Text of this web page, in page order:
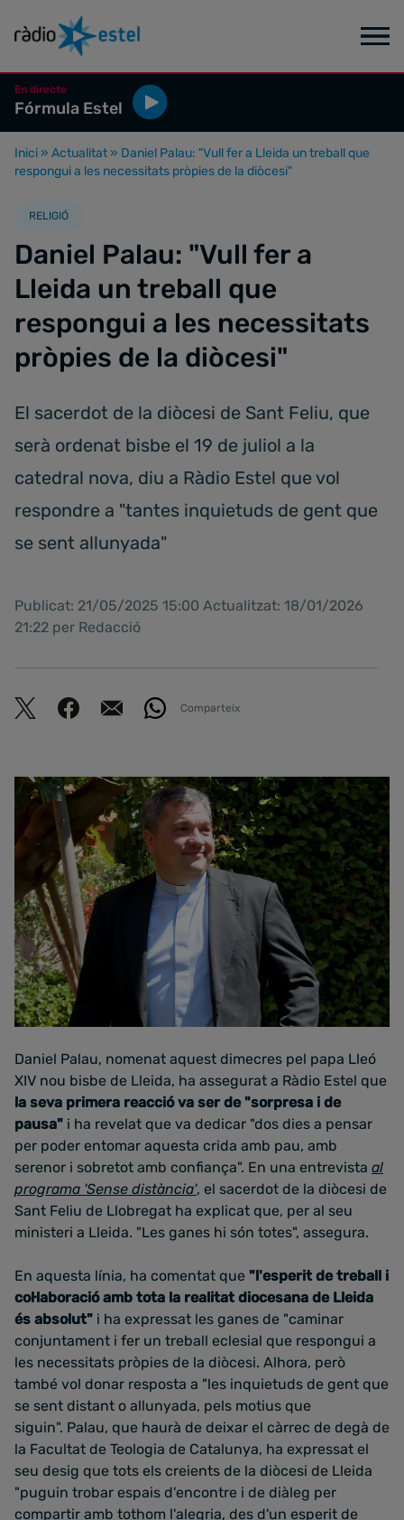
En directe
Fórmula Estel
Inici » Actualitat » Daniel Palau: "Vull fer a Lleida un treball que
respongui a les necessitats pròpies de la diòcesi"
RELIGIÓ
Daniel Palau: "Vull fer a
Lleida un treball que
respongui a les necessitats
pròpies de la diòcesi"
El sacerdot de la diòcesi de Sant Feliu, que
serà ordenat bisbe el 19 de juliol a la
catedral nova, diu a Ràdio Estel que vol
respondre a "tantes inquietuds de gent que
se sent allunyada"
Publicat: 21/05/2025 15:00 Actualitzat: 18/01/2026
21:22 per Redacció
Comparteix
Daniel Palau, nomenat aquest dimecres pel papa Lleó
XIV nou bisbe de Lleida, ha assegurat a Ràdio Estel que
la seva primera reacció va ser de "sorpresa i de
pausa" i ha revelat que va dedicar "dos dies a pensar
per poder entomar aquesta crida amb pau, amb
serenor i sobretot amb confiança". En una entrevista al
programa 'Sense distància', el sacerdot de la diòcesi de
Sant Feliu de Llobregat ha explicat que, per al seu
ministeri a Lleida. "Les ganes hi són totes", assegura.
En aquesta línia, ha comentat que "l'esperit de treball i
col·laboració amb tota la realitat diocesana de Lleida
és absolut" i ha expressat les ganes de "caminar
conjuntament i fer un treball eclesial que respongui a
les necessitats pròpies de la diòcesi. Alhora, però
també vol donar resposta a "les inquietuds de gent que
se sent distant o allunyada, pels motius que
siguin". Palau, que haurà de deixar el càrrec de degà de
la Facultat de Teologia de Catalunya, ha expressat el
seu desig que tots els creients de la diòcesi de Lleida
"puguin trobar espais d'encontre i de diàleg per
compartir amb tothom l'alegria, des d'un esperit de